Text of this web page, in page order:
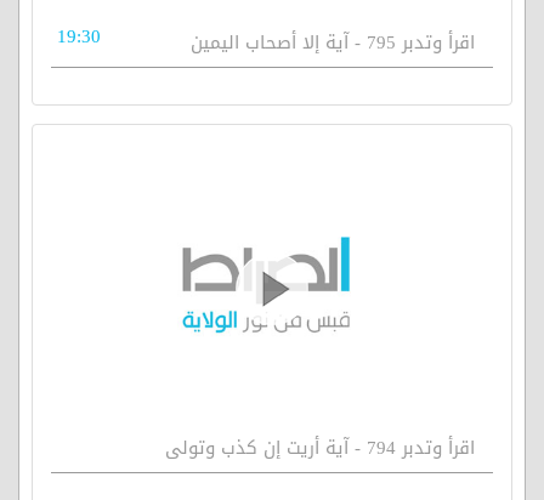
اقرأ وتدبر 795 - آية إلا أصحاب اليمين 19:30
اقرأ وتدبر 794 - آية أريت إن كذب وتولى